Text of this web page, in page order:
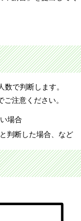
で判断します。
注意ください。
場合
判断した場合、など